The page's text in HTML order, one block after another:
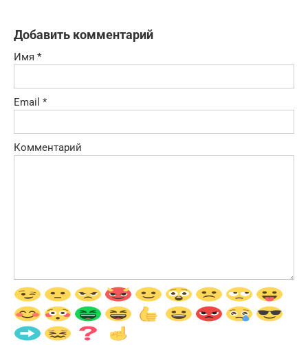
Добавить комментарий
Имя *
Email *
Комментарий